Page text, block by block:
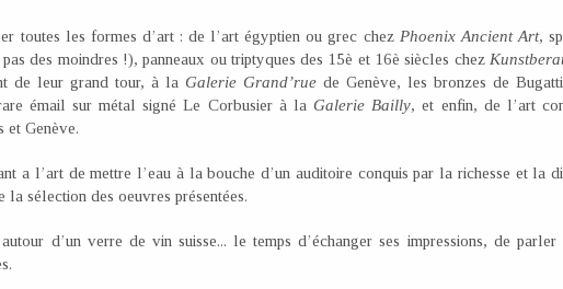
toutes les formes d’art : de l’art égyptien ou grec chez Phoenix Ancient Art,
pas des moindres !), panneaux ou triptyques des 15è et 16è siècles chez
de leur grand tour, à la Galerie Grand’rue de Genève, les bronzes de
émail sur métal signé Le Corbusier à laGalerie Bailly, et enfin, de l’art
et Genève.
a l’art de mettre l’eau à la bouche d’un auditoire conquis par la richesse et la
sélection des oeuvres présentées.
d’un verre de vin suisse... le temps d’échanger ses impressions, de